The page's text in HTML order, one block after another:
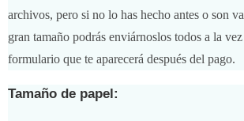
archivos, pero si no lo has hecho antes o son
gran tamaño podrás enviárnoslos todos a la
formulario que te aparecerá después del pago.
Tamaño de papel: